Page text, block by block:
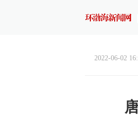
2022-06-02